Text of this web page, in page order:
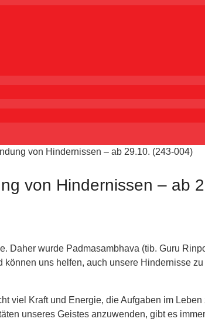
von Hindernissen – ab 29.10. (243-004)
von Hindernissen – ab
wurde Padmasambhava (tib. Guru
uns helfen, auch unsere Hindernisse
viel Kraft und Energie, die Aufgaben im
unseres Geistes anzuwenden, gibt es